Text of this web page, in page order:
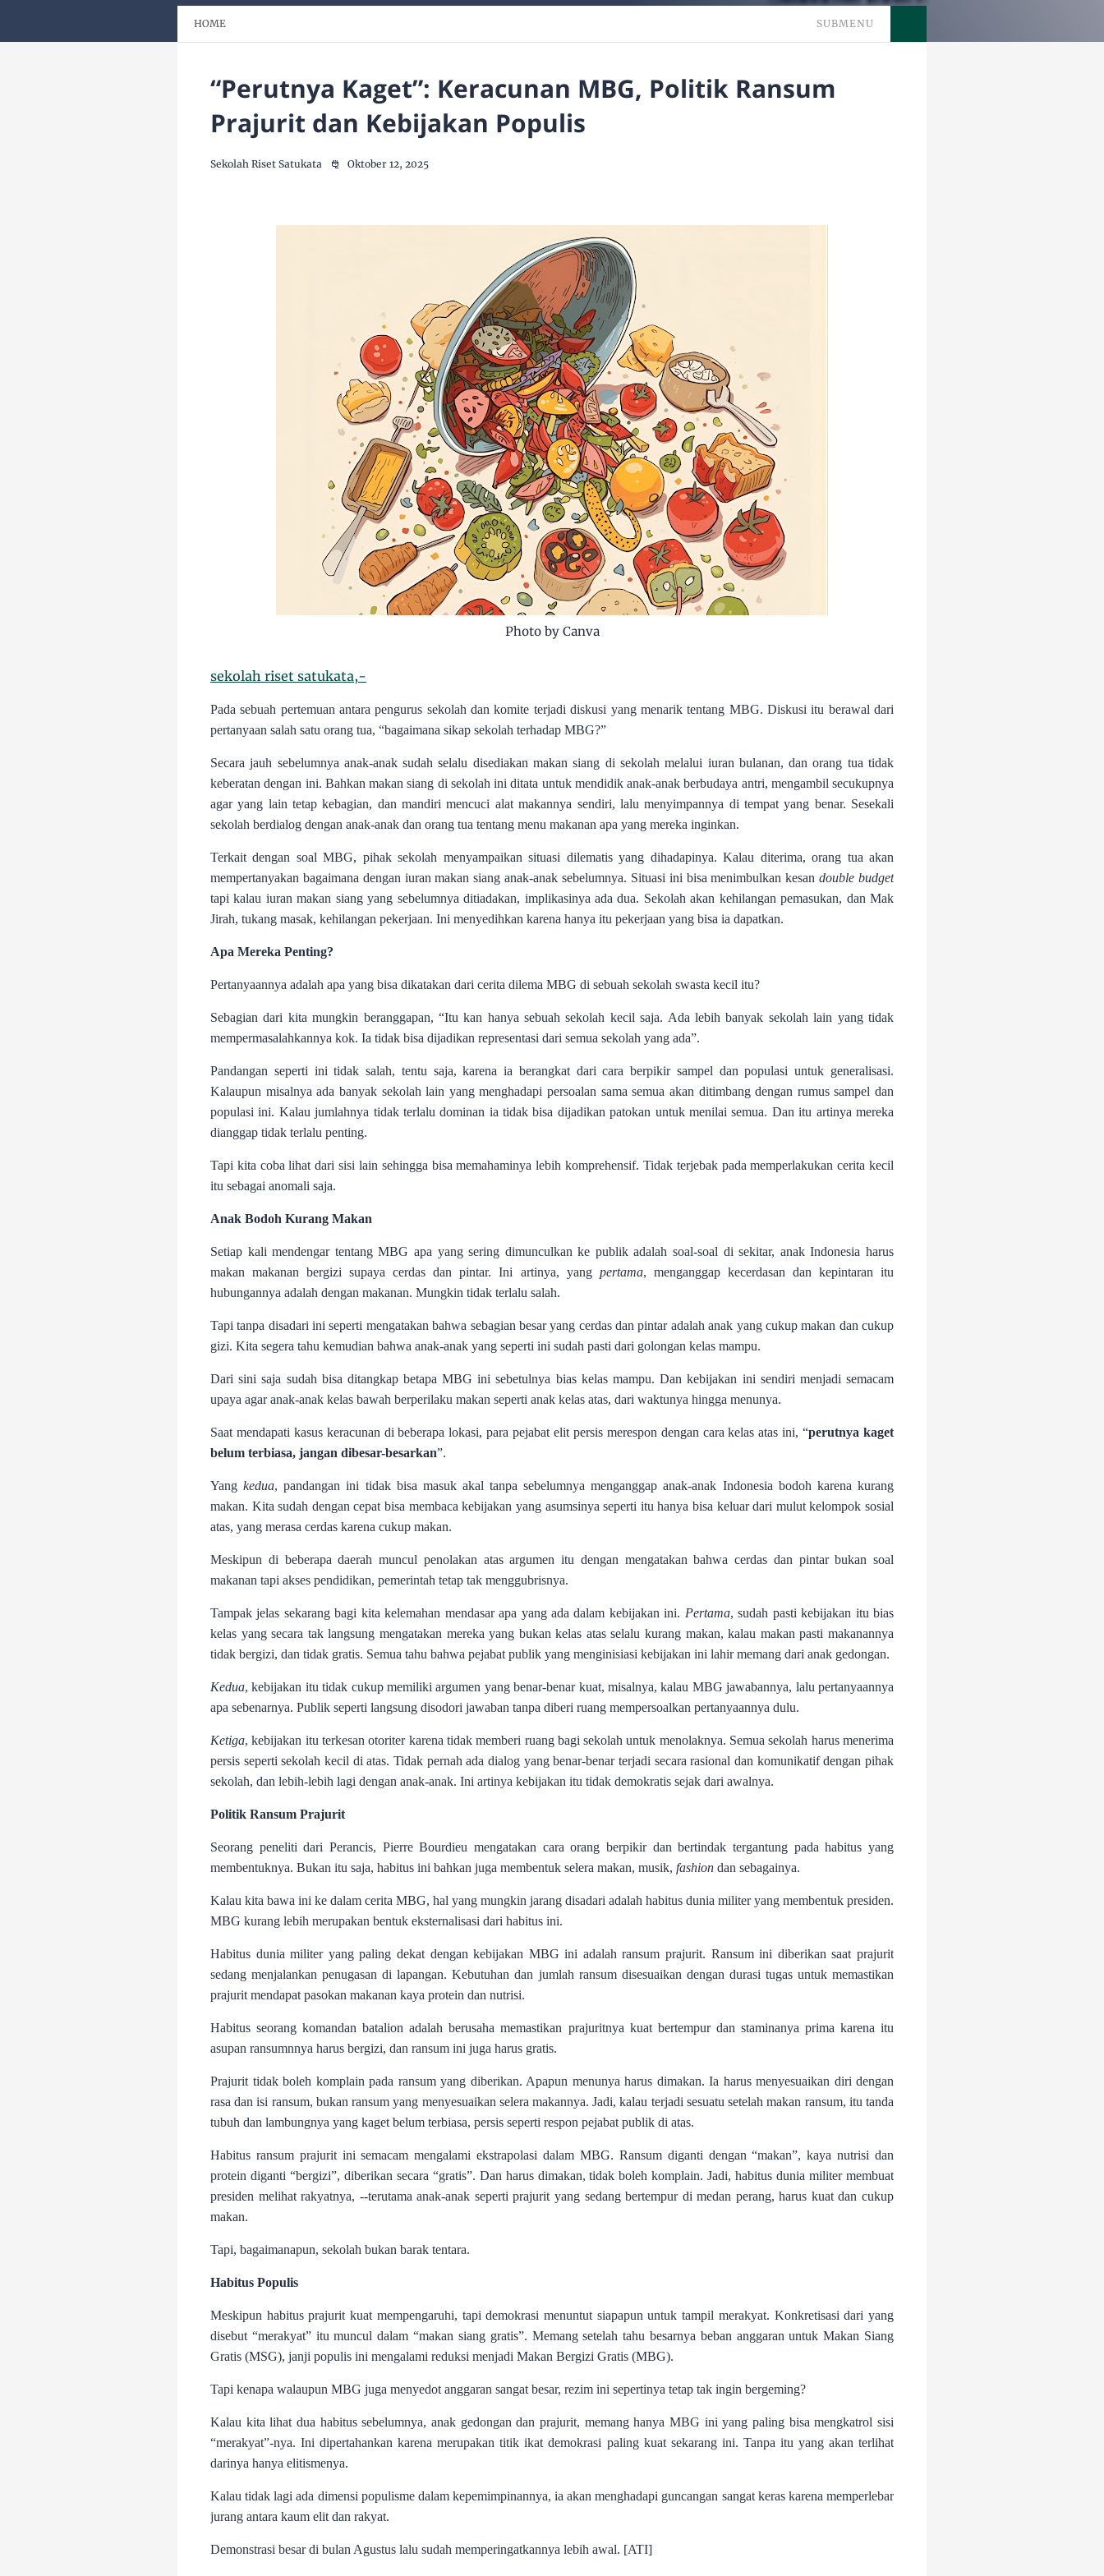
HOME SUBMENU
“Perutnya Kaget”: Keracunan MBG, Politik Ransum
Prajurit dan Kebijakan Populis
Sekolah Riset Satukata Oktober 12, 2025
Photo by Canva
sekolah riset satukata,-
Pada sebuah pertemuan antara pengurus sekolah dan komite terjadi diskusi yang menarik tentang MBG. Diskusi itu berawal dari
pertanyaan salah satu orang tua, “bagaimana sikap sekolah terhadap MBG?”
Secara jauh sebelumnya anak-anak sudah selalu disediakan makan siang di sekolah melalui iuran bulanan, dan orang tua tidak
keberatan dengan ini. Bahkan makan siang di sekolah ini ditata untuk mendidik anak-anak berbudaya antri, mengambil secukupnya
agar yang lain tetap kebagian, dan mandiri mencuci alat makannya sendiri, lalu menyimpannya di tempat yang benar. Sesekali
sekolah berdialog dengan anak-anak dan orang tua tentang menu makanan apa yang mereka inginkan.
Terkait dengan soal MBG, pihak sekolah menyampaikan situasi dilematis yang dihadapinya. Kalau diterima, orang tua akan
mempertanyakan bagaimana dengan iuran makan siang anak-anak sebelumnya. Situasi ini bisa menimbulkan kesandouble budget
tapi kalau iuran makan siang yang sebelumnya ditiadakan, implikasinya ada dua. Sekolah akan kehilangan pemasukan, dan Mak
Jirah, tukang masak, kehilangan pekerjaan. Ini menyedihkan karena hanya itu pekerjaan yang bisa ia dapatkan.
Apa Mereka Penting?
Pertanyaannya adalah apa yang bisa dikatakan dari cerita dilema MBG di sebuah sekolah swasta kecil itu?
Sebagian dari kita mungkin beranggapan, “Itu kan hanya sebuah sekolah kecil saja. Ada lebih banyak sekolah lain yang tidak
mempermasalahkannya kok. Ia tidak bisa dijadikan representasi dari semua sekolah yang ada”.
Pandangan seperti ini tidak salah, tentu saja, karena ia berangkat dari cara berpikir sampel dan populasi untuk generalisasi.
Kalaupun misalnya ada banyak sekolah lain yang menghadapi persoalan sama semua akan ditimbang dengan rumus sampel dan
populasi ini. Kalau jumlahnya tidak terlalu dominan ia tidak bisa dijadikan patokan untuk menilai semua. Dan itu artinya mereka
dianggap tidak terlalu penting.
Tapi kita coba lihat dari sisi lain sehingga bisa memahaminya lebih komprehensif. Tidak terjebak pada memperlakukan cerita kecil
itu sebagai anomali saja.
Anak Bodoh Kurang Makan
Setiap kali mendengar tentang MBG apa yang sering dimunculkan ke publik adalah soal-soal di sekitar, anak Indonesia harus
makan makanan bergizi supaya cerdas dan pintar. Ini artinya, yang pertama, menganggap kecerdasan dan kepintaran itu
hubungannya adalah dengan makanan. Mungkin tidak terlalu salah.
Tapi tanpa disadari ini seperti mengatakan bahwa sebagian besar yang cerdas dan pintar adalah anak yang cukup makan dan cukup
gizi. Kita segera tahu kemudian bahwa anak-anak yang seperti ini sudah pasti dari golongan kelas mampu.
Dari sini saja sudah bisa ditangkap betapa MBG ini sebetulnya bias kelas mampu. Dan kebijakan ini sendiri menjadi semacam
upaya agar anak-anak kelas bawah berperilaku makan seperti anak kelas atas, dari waktunya hingga menunya.
Saat mendapati kasus keracunan di beberapa lokasi, para pejabat elit persis merespon dengan cara kelas atas ini, “perutnya kaget
belum terbiasa, jangan dibesar-besarkan”.
Yangkedua, pandangan ini tidak bisa masuk akal tanpa sebelumnya menganggap anak-anak Indonesia bodoh karena kurang
makan. Kita sudah dengan cepat bisa membaca kebijakan yang asumsinya seperti itu hanya bisa keluar dari mulut kelompok sosial
atas, yang merasa cerdas karena cukup makan.
Meskipun di beberapa daerah muncul penolakan atas argumen itu dengan mengatakan bahwa cerdas dan pintar bukan soal
makanan tapi akses pendidikan, pemerintah tetap tak menggubrisnya.
Tampak jelas sekarang bagi kita kelemahan mendasar apa yang ada dalam kebijakan ini. Pertama, sudah pasti kebijakan itu bias
kelas yang secara tak langsung mengatakan mereka yang bukan kelas atas selalu kurang makan, kalau makan pasti makanannya
tidak bergizi, dan tidak gratis. Semua tahu bahwa pejabat publik yang menginisiasi kebijakan ini lahir memang dari anak gedongan.
Kedua, kebijakan itu tidak cukup memiliki argumen yang benar-benar kuat, misalnya, kalau MBG jawabannya, lalu pertanyaannya
apa sebenarnya. Publik seperti langsung disodori jawaban tanpa diberi ruang mempersoalkan pertanyaannya dulu.
Ketiga, kebijakan itu terkesan otoriter karena tidak memberi ruang bagi sekolah untuk menolaknya. Semua sekolah harus menerima
persis seperti sekolah kecil di atas. Tidak pernah ada dialog yang benar-benar terjadi secara rasional dan komunikatif dengan pihak
sekolah, dan lebih-lebih lagi dengan anak-anak. Ini artinya kebijakan itu tidak demokratis sejak dari awalnya.
Politik Ransum Prajurit
Seorang peneliti dari Perancis, Pierre Bourdieu mengatakan cara orang berpikir dan bertindak tergantung pada habitus yang
membentuknya. Bukan itu saja, habitus ini bahkan juga membentuk selera makan, musik, fashion dan sebagainya.
Kalau kita bawa ini ke dalam cerita MBG, hal yang mungkin jarang disadari adalah habitus dunia militer yang membentuk presiden.
MBG kurang lebih merupakan bentuk eksternalisasi dari habitus ini.
Habitus dunia militer yang paling dekat dengan kebijakan MBG ini adalah ransum prajurit. Ransum ini diberikan saat prajurit
sedang menjalankan penugasan di lapangan. Kebutuhan dan jumlah ransum disesuaikan dengan durasi tugas untuk memastikan
prajurit mendapat pasokan makanan kaya protein dan nutrisi.
Habitus seorang komandan batalion adalah berusaha memastikan prajuritnya kuat bertempur dan staminanya prima karena itu
asupan ransumnnya harus bergizi, dan ransum ini juga harus gratis.
Prajurit tidak boleh komplain pada ransum yang diberikan. Apapun menunya harus dimakan. Ia harus menyesuaikan diri dengan
rasa dan isi ransum, bukan ransum yang menyesuaikan selera makannya. Jadi, kalau terjadi sesuatu setelah makan ransum, itu tanda
tubuh dan lambungnya yang kaget belum terbiasa, persis seperti respon pejabat publik di atas.
Habitus ransum prajurit ini semacam mengalami ekstrapolasi dalam MBG. Ransum diganti dengan “makan”, kaya nutrisi dan
protein diganti “bergizi”, diberikan secara “gratis”. Dan harus dimakan, tidak boleh komplain. Jadi, habitus dunia militer membuat
presiden melihat rakyatnya, --terutama anak-anak seperti prajurit yang sedang bertempur di medan perang, harus kuat dan cukup
makan.
Tapi, bagaimanapun, sekolah bukan barak tentara.
Habitus Populis
Meskipun habitus prajurit kuat mempengaruhi, tapi demokrasi menuntut siapapun untuk tampil merakyat. Konkretisasi dari yang
disebut “merakyat” itu muncul dalam “makan siang gratis”. Memang setelah tahu besarnya beban anggaran untuk Makan Siang
Gratis (MSG), janji populis ini mengalami reduksi menjadi Makan Bergizi Gratis (MBG).
Tapi kenapa walaupun MBG juga menyedot anggaran sangat besar, rezim ini sepertinya tetap tak ingin bergeming?
Kalau kita lihat dua habitus sebelumnya, anak gedongan dan prajurit, memang hanya MBG ini yang paling bisa mengkatrol sisi
“merakyat”-nya. Ini dipertahankan karena merupakan titik ikat demokrasi paling kuat sekarang ini. Tanpa itu yang akan terlihat
darinya hanya elitismenya.
Kalau tidak lagi ada dimensi populisme dalam kepemimpinannya, ia akan menghadapi guncangan sangat keras karena memperlebar
jurang antara kaum elit dan rakyat.
Demonstrasi besar di bulan Agustus lalu sudah memperingatkannya lebih awal. [ATI]